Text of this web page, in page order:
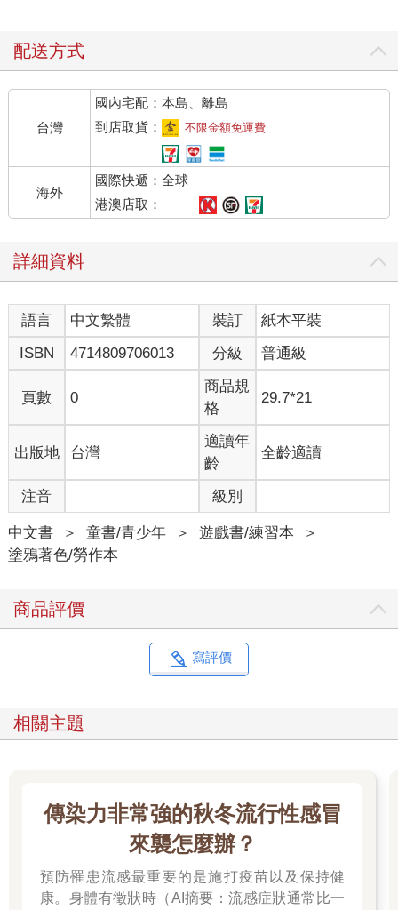
配送方式
台灣
國內宅配：本島、離島
到店取貨：
不限金額免運費
海外
國際快遞：全球
港澳店取：
詳細資料
語言 中文繁體 裝訂
紙本平裝
ISBN
4714809706013 分級 普通級
頁數 0
商品規
格
29.7*21
出版地 台灣
適讀年
齡
全齡適讀
注音 級別
中文書 ＞ 童書/青少年 ＞ 遊戲書/練習本
＞
塗鴉著色/勞作本
商品評價
寫評價
相關主題
傳染力非常強的秋冬流行性感冒
來襲怎麼辦？
預防罹患流感最重要的是施打疫苗以及保持健
康。身體有徵狀時（AI摘要：流感症狀通常比一